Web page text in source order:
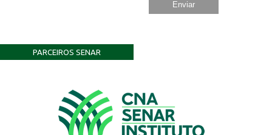
PARCEIROS SENAR